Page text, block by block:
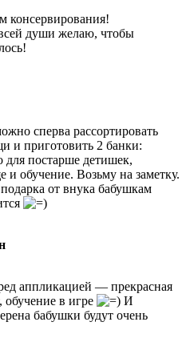
консервирования!
души желаю, чтобы
сперва рассортировать
и приготовить 2 банки:
для постарше детишек,
и обучение. Возьму на заметку.
от внука бабушкам
аппликацией — прекрасная
обучение в игре
И
бабушки будут очень